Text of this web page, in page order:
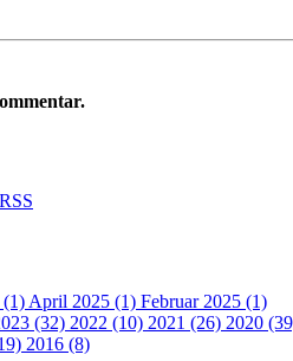
RSS
(1) April 2025 (1) Februar 2025 (1)
(32) 2022 (10) 2021 (26) 2020
2016 (8)